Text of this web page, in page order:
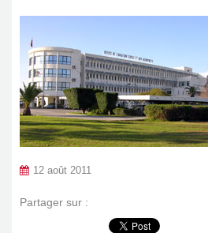
12 août 2011
Partager sur :